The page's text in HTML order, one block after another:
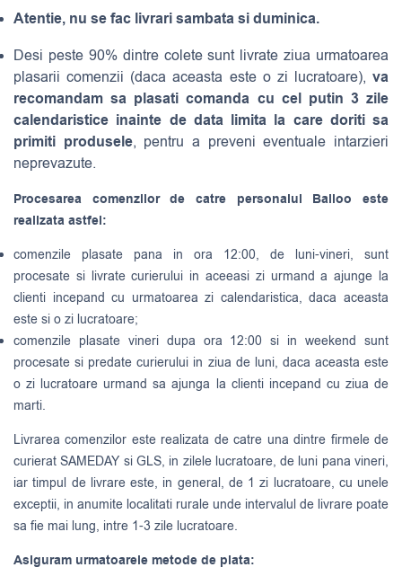
Atentie, nu se fac livrari sambata si duminica.
Desi peste 90% dintre colete sunt livrate ziua urmatoarea
plasarii comenzii (daca aceasta este o zi lucratoare), va
recomandam sa plasati comanda cu cel putin 3 zile
calendaristice inainte de data limita la care doriti sa
primiti produsele, pentru a preveni eventuale intarzieri
neprevazute.
Procesarea comenzilor de catre personalul Balloo este
realizata astfel:
comenzile plasate pana in ora 12:00, de luni-vineri, sunt
procesate si livrate curierului in aceeasi zi urmand a ajunge la
clienti incepand cu urmatoarea zi calendaristica, daca aceasta
este si o zi lucratoare;
comenzile plasate vineri dupa ora 12:00 si in weekend sunt
procesate si predate curierului in ziua de luni, daca aceasta este
o zi lucratoare urmand sa ajunga la clienti incepand cu ziua de
marti.
Livrarea comenzilor este realizata de catre una dintre firmele de
curieratSAMEDAY si GLS, in zilele lucratoare, de luni pana vineri,
iar timpul de livrare este, in general, de 1 zi lucratoare, cu unele
exceptii, in anumite localitati rurale unde intervalul de livrare poate
sa fie mai lung, intre 1-3 zile lucratoare.
Asiguram urmatoarele metode de plata: